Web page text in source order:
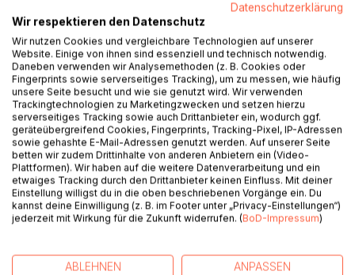
"Dein Weg zum erfolgreichen Drummer" ist ein
vollkommen musikalischer Weg zum Schlagzeugspiel mit
sicherem System und viel Spaß. Hier wird das Spiel von
Anfang an mit Musik sowohl komplett mit Drums im
Audiobeispiel, als auch ohne Drums im Playback geliefert.
Alle Lektionen sind mit Musik!
So liefert das Buch eine didaktisch fundierte Lehrmethode
mit Erfolg und bühnenreifen Vorspielstücken von Anfang
an! Schon innerhalb des 1. Monats nach Beginn des
Unterrichts, ist der Schüler fähig, an Vorspielen
teilzunehmen.
Hinzu kommt ein leicht verständliches Lehrsystem,
welches auf Rhythmussprache aufbaut. Es ist für den
einzufinden, wenn er eine Sprachanleitung dafür bekommt.
Datenschutzerklärung
Wir respektieren den Datenschutz
Wir nutzen Cookies und vergleichbare Technologien auf unserer
Website. Einige von ihnen sind essenziell und technisch notwendig.
Daneben verwenden wir Analysemethoden (z. B. Cookies oder
Fingerprints sowie serverseitiges Tracking), um zu messen, wie häufig
unsere Seite besucht und wie sie genutzt wird. Wir verwenden
Trackingtechnologien zu Marketingzwecken und setzen hierzu
serverseitiges Tracking sowie auch Drittanbieter ein, wodurch ggf.
geräteübergreifend Cookies, Fingerprints, Tracking-Pixel, IP-Adressen
sowie gehashte E-Mail-Adressen genutzt werden. Auf unserer Seite
betten wir zudem Drittinhalte von anderen Anbietern ein (Video-
Plattformen). Wir haben auf die weitere Datenverarbeitung und ein
etwaiges Tracking durch den Drittanbieter keinen Einfluss. Mit deiner
Einstellung willigst du in die oben beschriebenen Vorgänge ein. Du
kannst deine Einwilligung (z. B. im Footer unter „Privacy-Einstellungen“)
jederzeit mit Wirkung für die Zukunft widerrufen. (BoD-Impressum)
ABLEHNEN ANPASSEN